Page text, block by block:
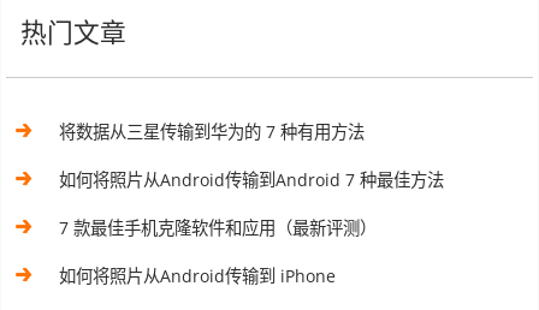
热门文章
将数据从三星传输到华为的 7 种有用方法
如何将照片从Android传输到Android 7 种最佳方法
7 款最佳手机克隆软件和应用（最新评测）
如何将照片从Android传输到 iPhone